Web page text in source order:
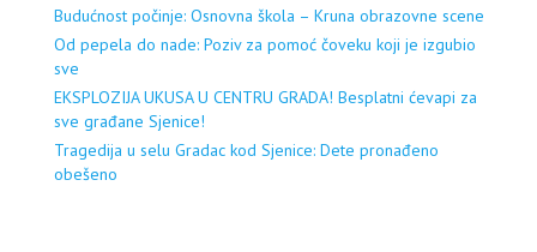
Budućnost počinje: Osnovna škola – Kruna obrazovne scene
Od pepela do nade: Poziv za pomoć čoveku koji je izgubio
sve
EKSPLOZIJA UKUSA U CENTRU GRADA! Besplatni ćevapi za
sve građane Sjenice!
Tragedija u selu Gradac kod Sjenice: Dete pronađeno
obešeno